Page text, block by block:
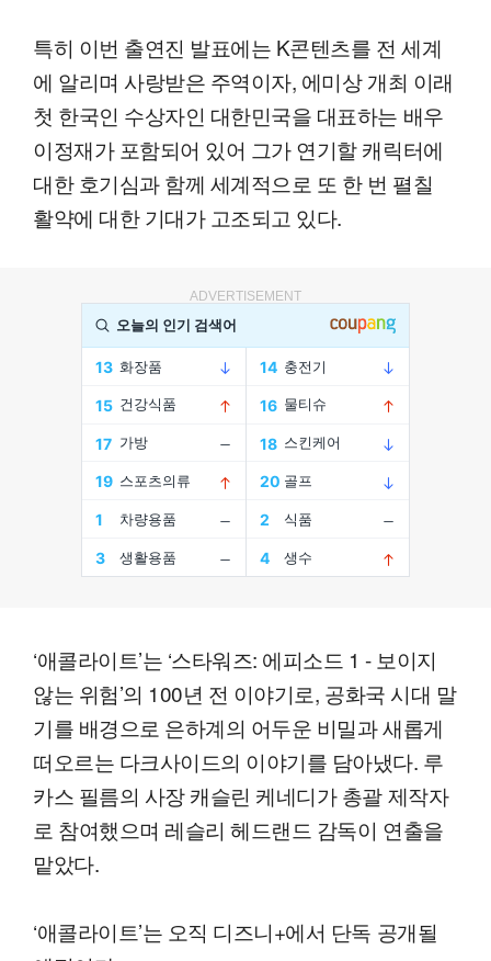
특히 이번 출연진 발표에는 K콘텐츠를 전 세계
에 알리며 사랑받은 주역이자, 에미상 개최 이래
첫 한국인 수상자인 대한민국을 대표하는 배우
이정재가 포함되어 있어 그가 연기할 캐릭터에
대한 호기심과 함께 세계적으로 또 한 번 펼칠
활약에 대한 기대가 고조되고 있다.
ADVERTISEMENT
‘애콜라이트’는 ‘스타워즈: 에피소드 1 - 보이지
않는 위험’의 100년 전 이야기로, 공화국 시대 말
기를 배경으로 은하계의 어두운 비밀과 새롭게
떠오르는 다크사이드의 이야기를 담아냈다. 루
카스 필름의 사장 캐슬린 케네디가 총괄 제작자
로 참여했으며 레슬리 헤드랜드 감독이 연출을
맡았다.
‘애콜라이트’는 오직 디즈니+에서 단독 공개될